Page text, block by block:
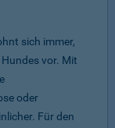
sich immer,
vor. Mit
oder
Für den